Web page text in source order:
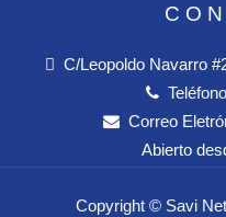
C/Leopoldo Navarro
Correo
Abierto
Copyright © Savi